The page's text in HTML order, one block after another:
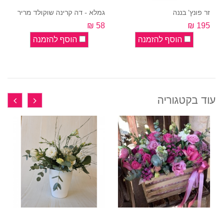
זר פונץ' בננה
195 ₪
הוסף להזמנה
גמלא - דה קרינה שוקולד מריר
58 ₪
הוסף להזמנה
עוד בקטגוריה